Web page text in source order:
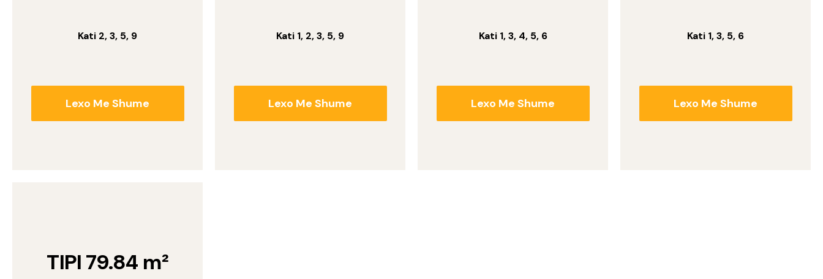
Kati 2, 3, 5, 9
Lexo Me Shume
Kati 1, 2, 3, 5, 9
Lexo Me Shume
Kati 1, 3, 4, 5, 6
Lexo Me Shume
Kati 1, 3, 5, 6
Lexo Me Shume
TIPI 79.84 m²